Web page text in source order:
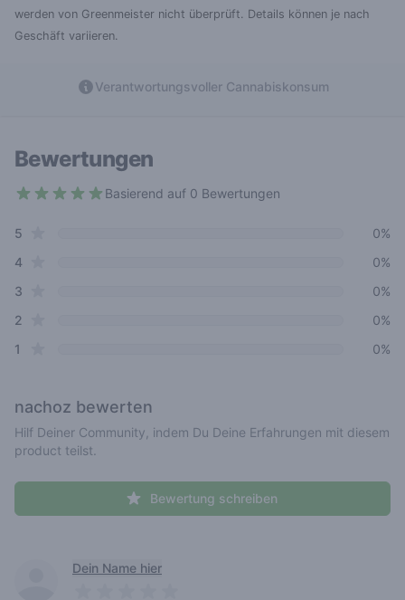
werden von Greenmeister nicht überprüft. Details können je nach
Geschäft variieren.
Verantwortungsvoller Cannabiskonsum
Bewertungen
Basierend auf 0 Bewertungen
Review data
5
0%
4star reviews
0%
3
0%
2
0%
1
0%
nachoz bewerten
Hilf Deiner Community, indem Du Deine Erfahrungen mit diesem
product teilst.
Bewertung schreiben
Recent reviewsDein Name hier